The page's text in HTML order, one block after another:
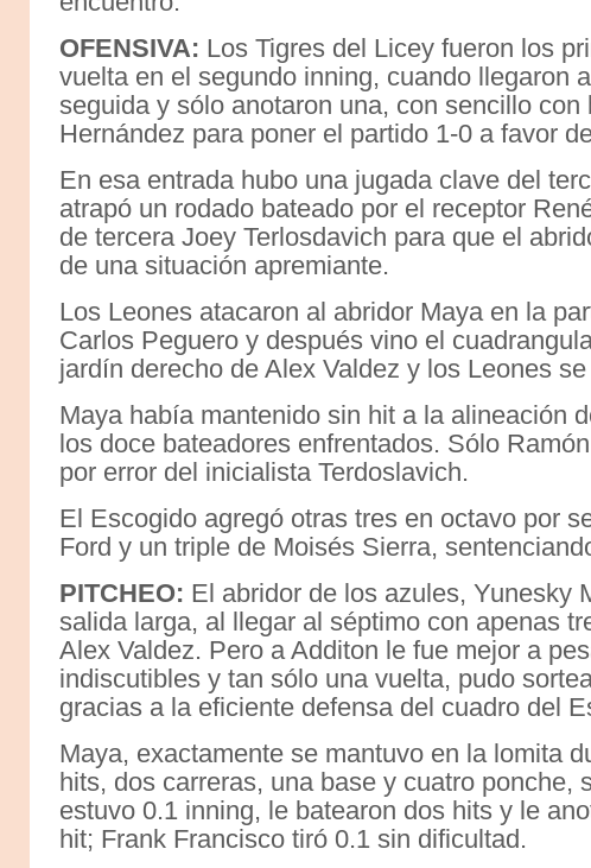
OFENSIVA: Los Tigres del Licey fueron los
vuelta en el segundo inning, cuando llegaron
seguida y sólo anotaron una, con sencillo
Hernández para poner el partido 1-0 a favor
En esa entrada hubo una jugada clave del
atrapó un rodado bateado por el receptor
de tercera Joey Terlosdavich para que el
de una situación apremiante.
Los Leones atacaron al abridor Maya en la
Carlos Peguero y después vino el
jardín derecho de Alex Valdez y los Leones
Maya había mantenido sin hit a la alineación
los doce bateadores enfrentados. Sólo
por error del inicialista Terdoslavich.
El Escogido agregó otras tres en octavo por
Ford y un triple de Moisés Sierra,
PITCHEO: El abridor de los azules, Yunesky
salida larga, al llegar al séptimo con apenas
Alex Valdez. Pero a Additon le fue mejor a
indiscutibles y tan sólo una vuelta, pudo
gracias a la eficiente defensa del cuadro del
Maya, exactamente se mantuvo en la lomita
hits, dos carreras, una base y cuatro ponche,
estuvo 0.1 inning, le batearon dos hits y le
hit; Frank Francisco tiró 0.1 sin dificultad.